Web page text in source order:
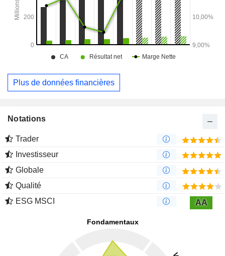
Plus de données financières
Notations
Trader
Investisseur
Globale
Qualité
ESG MSCI
AA